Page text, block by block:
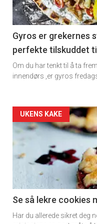
section
11
Gyros er grekernes
perfekte tilskuddet
Om du har tenkt til å ta
innendørs ,er gyros
Artikler
detail
-
section
11
UKENS KAKE
Se så lekre cookies
Har du allerede sikret deg